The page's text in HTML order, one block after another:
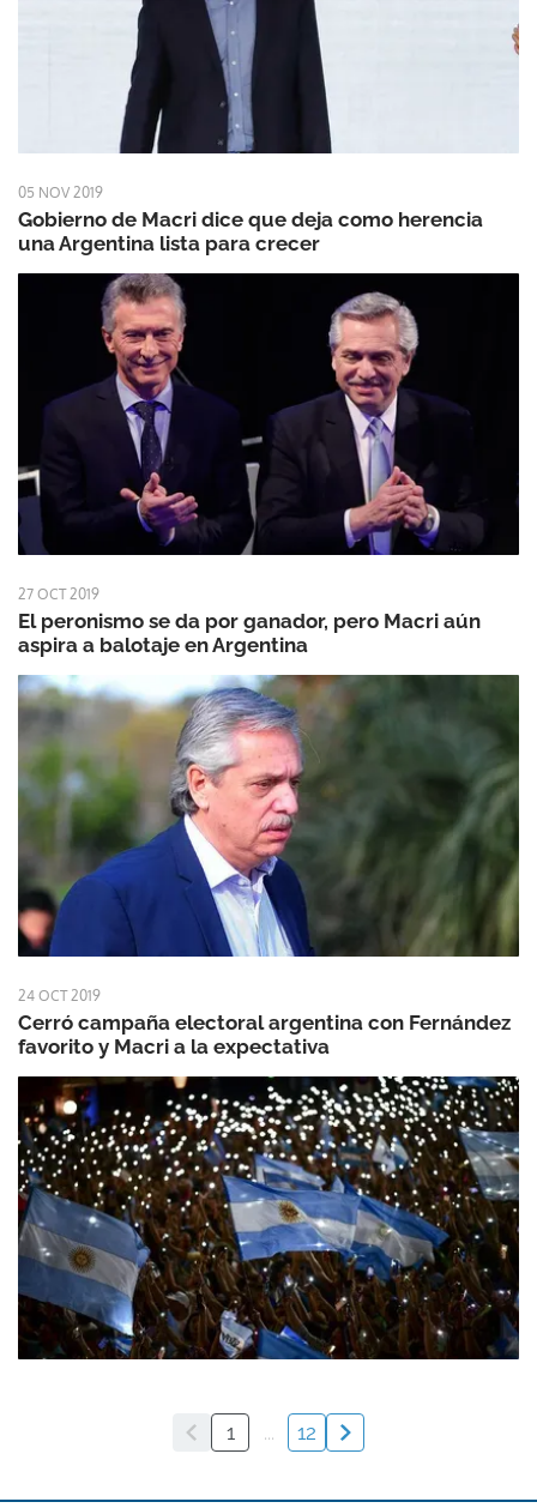
05 NOV 2019
Gobierno de Macri dice que deja como herencia
una Argentina lista para crecer
27 OCT 2019
El peronismo se da por ganador, pero Macri aún
aspira a balotaje en Argentina
24 OCT 2019
Cerró campaña electoral argentina con Fernández
favorito y Macri a la expectativa
1 ... 12